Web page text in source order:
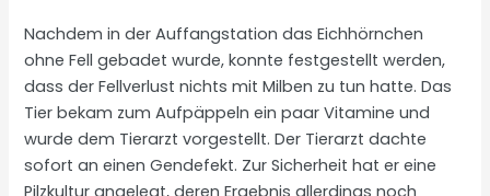
Nachdem in der Auffangstation das Eichhörnchen
ohne Fell gebadet wurde, konnte festgestellt werden,
dass der Fellverlust nichts mit Milben zu tun hatte. Das
Tier bekam zum Aufpäppeln ein paar Vitamine und
wurde dem Tierarzt vorgestellt. Der Tierarzt dachte
sofort an einen Gendefekt. Zur Sicherheit hat er eine